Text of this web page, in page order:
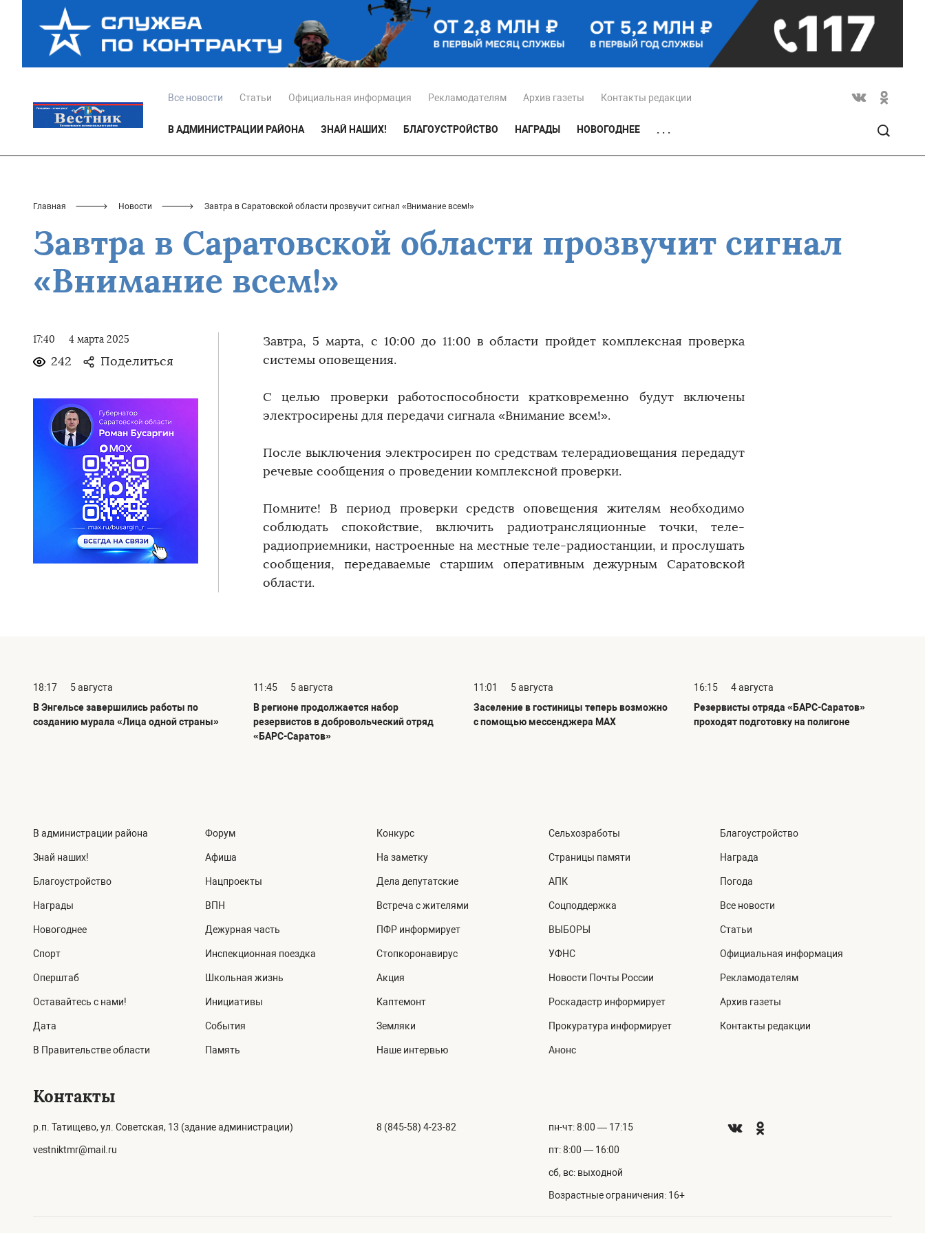
Все новости Статьи Официальная информация Рекламодателям Архив газеты Контакты редакции
В АДМИНИСТРАЦИИ РАЙОНА ЗНАЙ НАШИХ! БЛАГОУСТРОЙСТВО НАГРАДЫ НОВОГОДНЕЕ . . .
Главная Новости Завтра в Саратовской области прозвучит сигнал «Внимание всем!»
Завтра в Саратовской области прозвучит сигнал
«Внимание всем!»
17:40 4 марта 2025
242 Поделиться
Завтра, 5 марта, с 10:00 до 11:00 в области пройдет комплексная проверка
системы оповещения.
С целью проверки работоспособности кратковременно будут включены
электросирены для передачи сигнала «Внимание всем!».
После выключения электросирен по средствам телерадиовещания передадут
речевые сообщения о проведении комплексной проверки.
Помните! В период проверки средств оповещения жителям необходимо
соблюдать спокойствие, включить радиотрансляционные точки, теле-
радиоприемники, настроенные на местные теле-радиостанции, и прослушать
сообщения, передаваемые старшим оперативным дежурным Саратовской
области.
18:17
5 августа
В Энгельсе завершились работы по
созданию мурала «Лица одной страны»
11:45
5 августа
В регионе продолжается набор
резервистов в добровольческий отряд
«БАРС-Саратов»
11:01
5 августа
Заселение в гостиницы теперь возможно
с помощью мессенджера MAX
16:15
4 августа
Резервисты отряда «БАРС-Саратов»
проходят подготовку на полигоне
В администрации района
Знай наших!
Благоустройство
Награды
Новогоднее
Спорт
Оперштаб
Оставайтесь с нами!
Дата
В Правительстве области
Форум
Афиша
Нацпроекты
ВПН
Дежурная часть
Инспекционная поездка
Школьная жизнь
Инициативы
События
Память
Конкурс
На заметку
Дела депутатские
Встреча с жителями
ПФР информирует
Стопкоронавирус
Акция
Каптемонт
Земляки
Наше интервью
Сельхозработы
Страницы памяти
АПК
Соцподдержка
ВЫБОРЫ
УФНС
Новости Почты России
Роскадастр информирует
Прокуратура информирует
Анонс
Благоустройство
Награда
Погода
Все новости
Статьи
Официальная информация
Рекламодателям
Архив газеты
Контакты редакции
Контакты
р.п. Татищево, ул. Советская, 13 (здание администрации)
vestniktmr@mail.ru
8 (845-58) 4-23-82 пн-чт: 8:00 — 17:15
пт: 8:00 — 16:00
сб, вс: выходной
Возрастные ограничения: 16+